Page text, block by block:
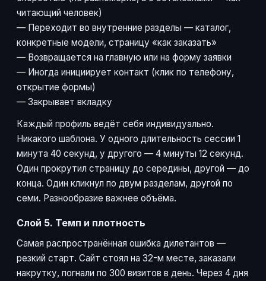
читающий человек)
— Переходит во внутренние разделы — каталог,
конкретные модели, страницу «как заказать»
— Возвращается на главную или на форму заявки
— Иногда инициирует контакт (клик по телефону,
открытие формы)
— Закрывает вкладку
Каждый профиль ведёт себя индивидуально.
Никакого шаблона. У одного длительность сессии 1
минута 40 секунд, у другого — 4 минуты 12 секунд.
Один прокрутил страницу до середины, другой — до
конца. Один кликнул по двум разделам, другой по
семи. Разнообразие важнее объёма.
Слой 5. Темп и плотность
Самая распространённая ошибка дилетантов —
резкий старт. Сайт стоял на 32-м месте, заказали
накрутку, погнали по 300 визитов в день. Через 4 дня